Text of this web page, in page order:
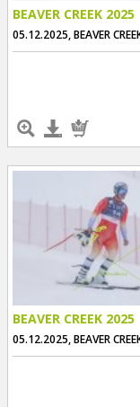
BEAVER CREEK 2025
05.12.2025, BEAVER
BEAVER CREEK 2025
05.12.2025, BEAVER